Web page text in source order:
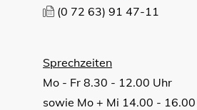
(0 72 63) 91 47-11
Sprechzeiten
Mo - Fr 8.30 - 12.00 Uhr
sowie Mo + Mi 14.00 -